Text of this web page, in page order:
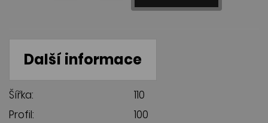
Další informace
Šířka:
110
Profil:
100